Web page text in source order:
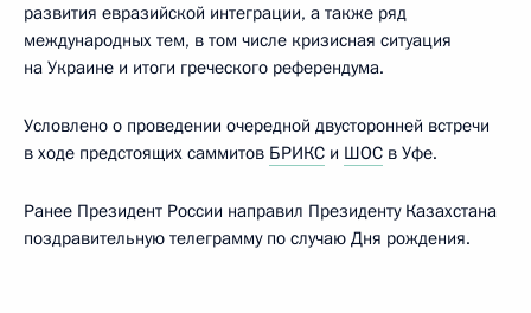
развития евразийской интеграции, а также ряд
международных тем, в том числе кризисная ситуация
на Украине и итоги греческого референдума.
Условлено о проведении очередной двусторонней встречи
в ходе предстоящих саммитов БРИКС и ШОС в Уфе.
Ранее Президент России направил Президенту Казахстана
поздравительную телеграмму по случаю Дня рождения.